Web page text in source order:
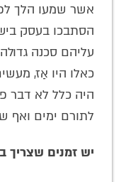
אשר שמעו הלך
הסתבכו בעסק
עליהם סכנה
כאלו היו אַז,
היה כלל לא דבר
לתורם ימים ואף
יש זמנים שצריך